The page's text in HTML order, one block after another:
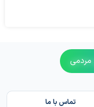
مردمی
تماس با ما